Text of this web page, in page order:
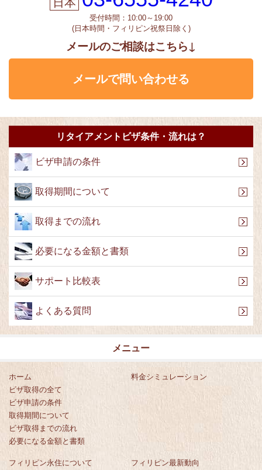
受付時間：10:00～19:00
(日本時間・フィリピン祝祭日除く)
メールのご相談はこちら↓
メールで問い合わせる
リタイアメントビザ条件・流れは？
ビザ申請の条件
取得期間について
取得までの流れ
必要になる金額と書類
サポート比較表
よくある質問
メニュー
ホーム
ビザ取得の全て
ビザ申請の条件
取得期間について
ビザ取得までの流れ
必要になる金額と書類
料金シミュレーション
フィリピン永住について
フィリピン最新動向